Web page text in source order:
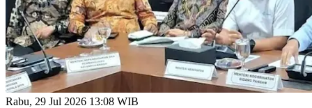
Rabu, 29 Jul 2026 13:08 WIB